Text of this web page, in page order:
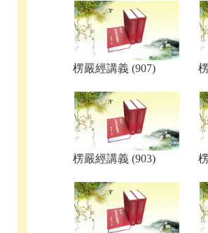
楞嚴經講義 (907)
楞嚴經講義 (903)